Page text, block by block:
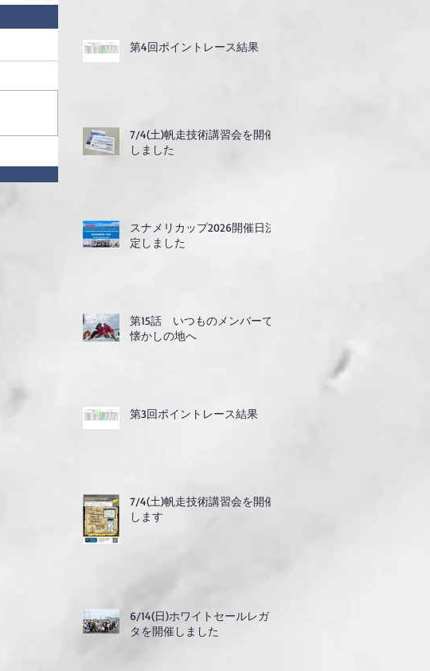
第4回ポイントレース結果
7/4(土)帆走技術講習会を開催
しました
スナメリカップ2026開催日決
定しました
第15話 いつものメンバーで
懐かしの地へ
第3回ポイントレース結果
7/4(土)帆走技術講習会を開催
します
6/14(日)ホワイトセールレガッ
タを開催しました